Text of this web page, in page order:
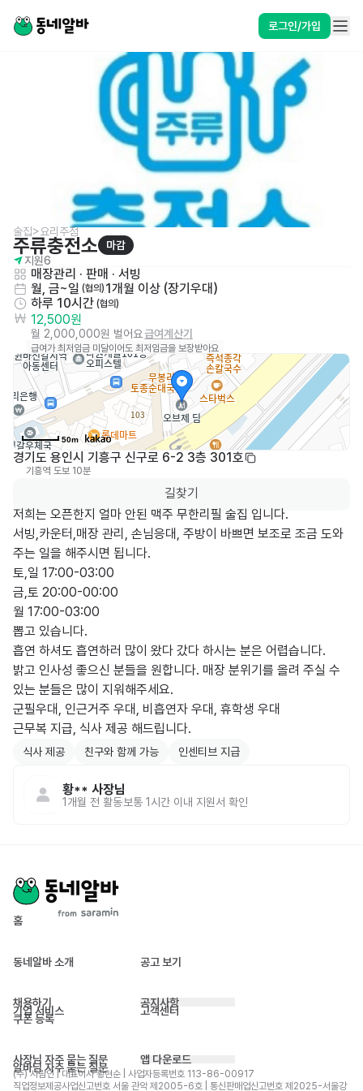
로그인/가입
술집>요리주점
주류충전소
마감
지원6
매장관리 · 판매 · 서빙
월, 금~일 (협의) 1개월 이상 (장기우대)
하루 10시간 (협의)
12,500원
월 2,000,000원 벌어요급여계산기
급여가 최저임금 미달이어도 최저임금을 보장받아요
50m
경기도 용인시 기흥구 신구로 6-2 3층 301호
기흥역 도보 10분
길찾기
저희는 오픈한지 얼마 안된 맥주 무한리필 술집 입니다.
서빙,카운터,매장 관리, 손님응대, 주방이 바쁘면 보조로 조금 도와
주는 일을 해주시면 됩니다.
토,일 17:00-03:00
금,토 20:00-00:00
월 17:00-03:00
뽑고 있습니다.
흡연 하셔도 흡연하러 많이 왔다 갔다 하시는 분은 어렵습니다.
밝고 인사성 좋으신 분들을 원합니다. 매장 분위기를 올려 주실 수
있는 분들은 많이 지워해주세요.
군필우대, 인근거주 우대, 비흡연자 우대, 휴학생 우대
근무복 지급, 식사 제공 해드립니다.
식사 제공 친구와 함께 가능 인센티브 지급
황** 사장님
1개월 전 활동보통 1시간 이내 지원서 확인
홈
동네알바 소개 공고 보기
채용하기
기업 서비스
쿠폰 등록
공지사항
고객센터
사장님 자주 묻는 질문
알바님 자주 묻는 질문
앱 다운로드
(주) 사람인 | 대표이사 황현순 | 사업자등록번호 113-86-00917
직업정보제공사업신고번호 서울 관악 제2005-6호 | 통신판매업신고번호 제2025-서울강